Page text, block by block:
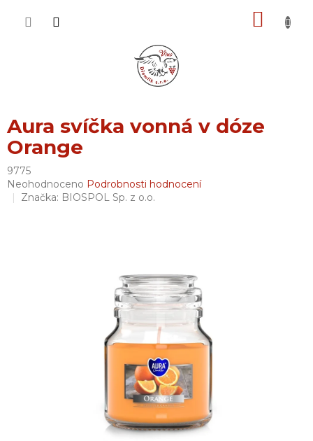
Aura svíčka vonná v dóze
Orange
9775
Průměrné
hodnocení
Neohodnoceno Podrobnosti hodnocení
Značka: BIOSPOL Sp. z o.o.